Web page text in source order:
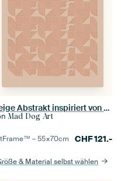
Beige Abstrakt inspiriert von Piet Mondrian
Mad Dog Art
–55×70cm CHF121.-
& Material selbst wählen